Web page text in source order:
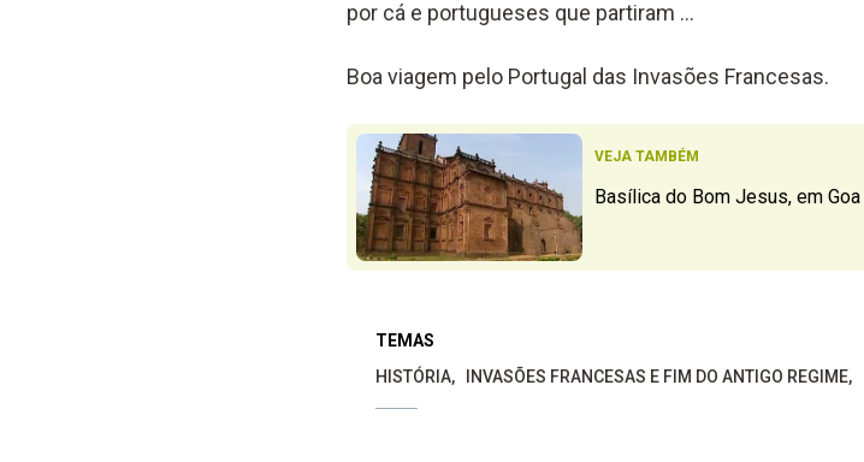
por cá e portugueses que partiram …
Boa viagem pelo Portugal das Invasões Francesas.
VEJA TAMBÉM
Basílica do Bom Jesus, em Goa
TEMAS
HISTÓRIA
INVASÕES FRANCESAS E FIM DO ANTIGO REGIME